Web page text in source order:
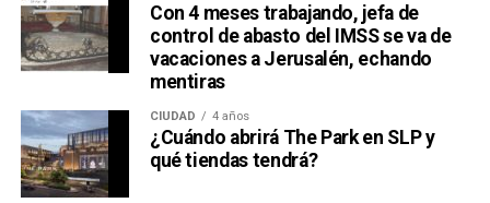
Con 4 meses trabajando, jefa de
control de abasto del IMSS se va de
vacaciones a Jerusalén, echando
mentiras
CIUDAD 4 años
¿Cuándo abrirá The Park en SLP y
qué tiendas tendrá?